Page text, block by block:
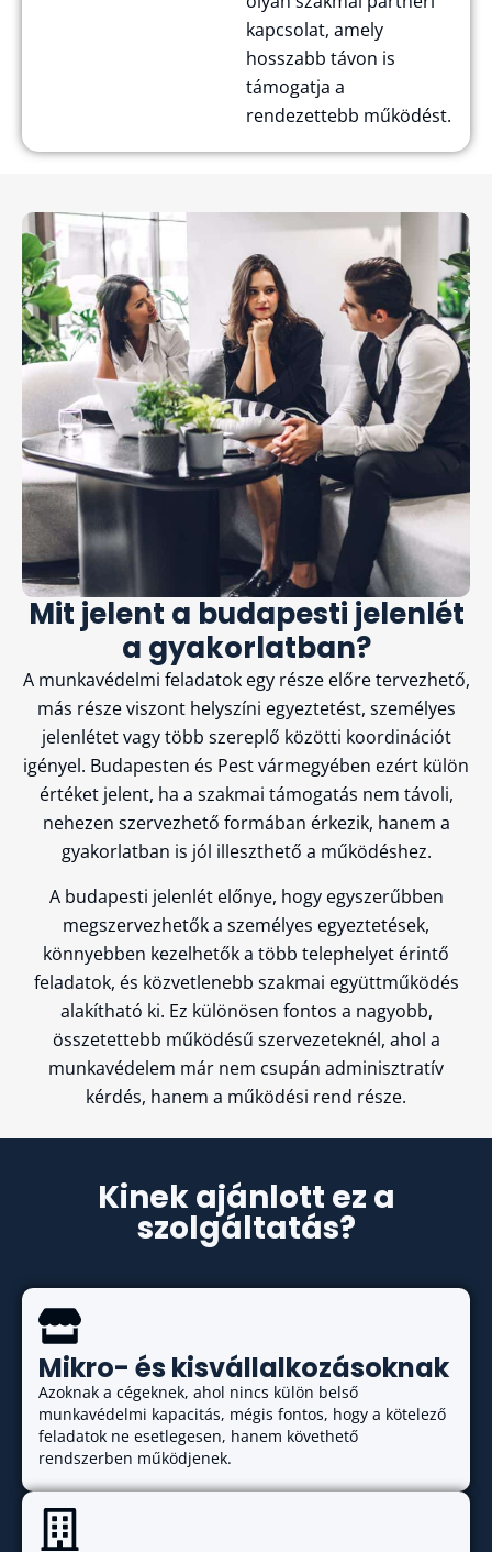
kapcsolat, amely
hosszabb távon is
támogatja a
rendezettebb működést.
Mit jelent a budapesti jelenlét
a gyakorlatban?
A munkavédelmi feladatok egy része előre tervezhető,
más része viszont helyszíni egyeztetést, személyes
jelenlétet vagy több szereplő közötti koordinációt
igényel. Budapesten és Pest vármegyében ezért külön
értéket jelent, ha a szakmai támogatás nem távoli,
nehezen szervezhető formában érkezik, hanem a
gyakorlatban is jól illeszthető a működéshez.
A budapesti jelenlét előnye, hogy egyszerűbben
megszervezhetők a személyes egyeztetések,
könnyebben kezelhetők a több telephelyet érintő
feladatok, és közvetlenebb szakmai együttműködés
alakítható ki. Ez különösen fontos a nagyobb,
összetettebb működésű szervezeteknél, ahol a
munkavédelem már nem csupán adminisztratív
kérdés, hanem a működési rend része.
Kinek ajánlott ez a
szolgáltatás?
Mikro- és kisvállalkozásoknak
Azoknak a cégeknek, ahol nincs külön belső
munkavédelmi kapacitás, mégis fontos, hogy a kötelező
feladatok ne esetlegesen, hanem követhető
rendszerben működjenek.